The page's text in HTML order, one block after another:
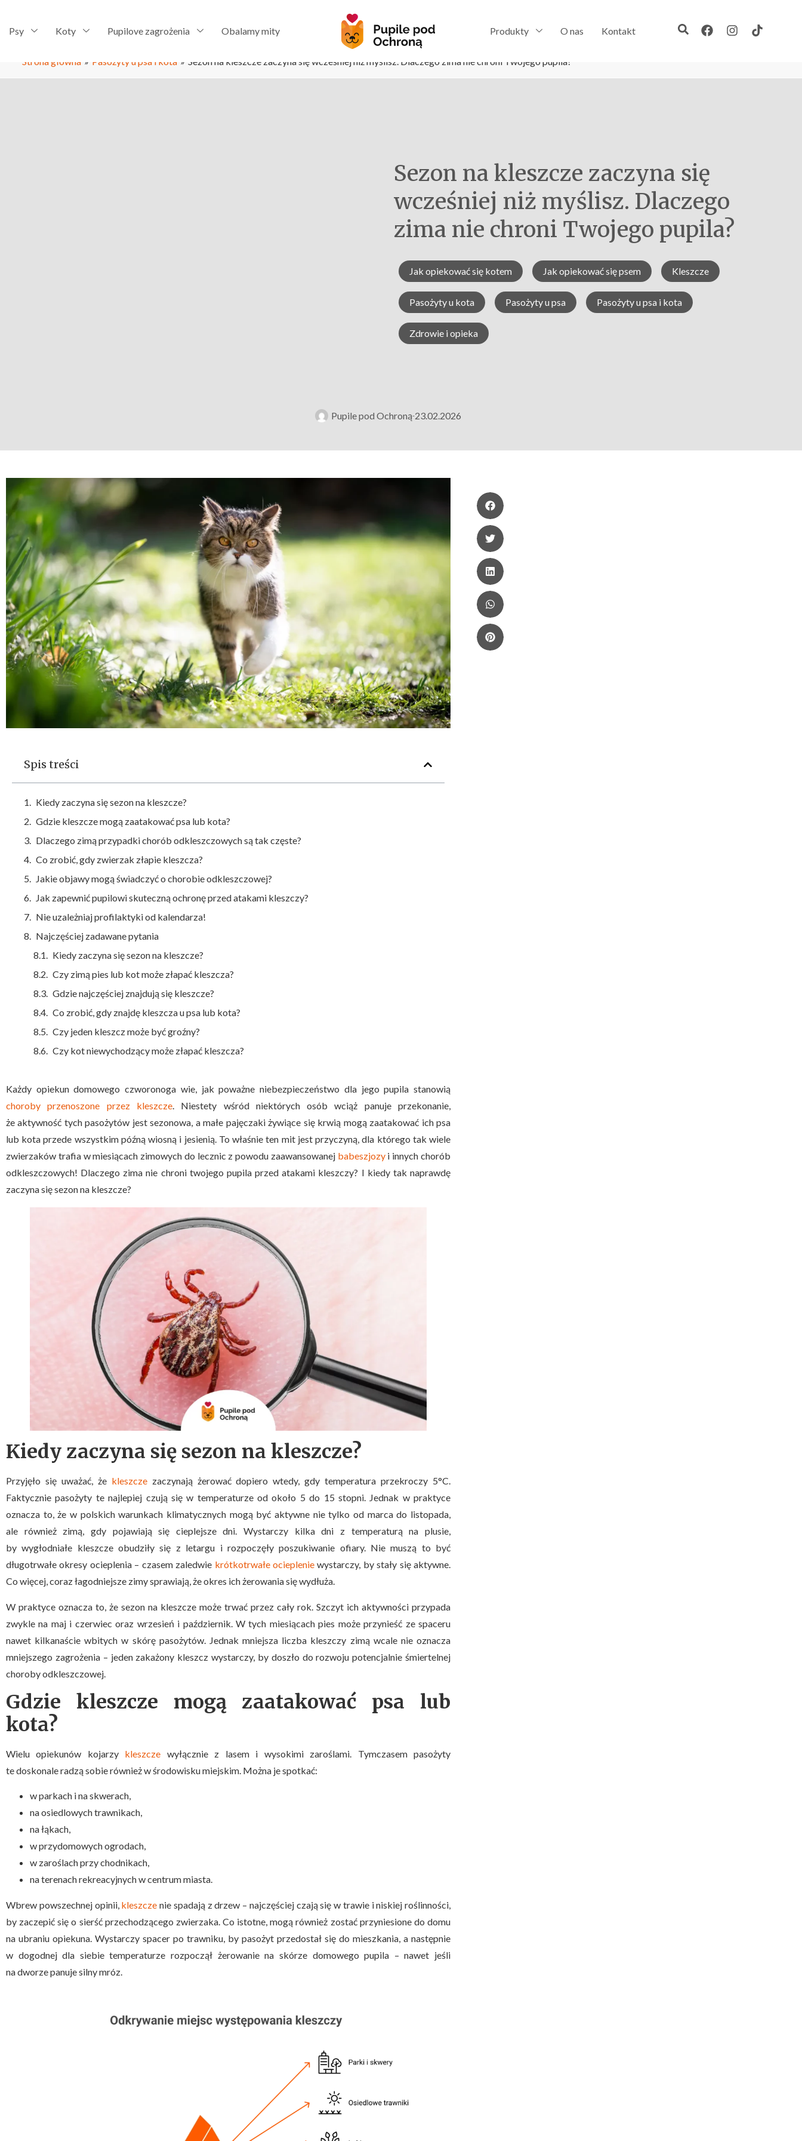
Psy Koty Pupilove zagrożenia Obalamy mity Produkty O nas Kontakt
Strona główna » Pasożyty u psa i kota » Sezon na kleszcze zaczyna się wcześniej niż myślisz. Dlaczego zima nie chroni Twojego pupila?
Sezon na kleszcze zaczyna się
wcześniej niż myślisz. Dlaczego
zima nie chroni Twojego pupila?
Jak opiekować się kotem Jak opiekować się psem Kleszcze
Pasożyty u kota Pasożyty u psa Pasożyty u psa i kota
Zdrowie i opieka
Pupile pod Ochroną 23.02.2026
Spis treści
Kiedy zaczyna się sezon na kleszcze?
Gdzie kleszcze mogą zaatakować psa lub kota?
Dlaczego zimą przypadki chorób odkleszczowych są tak częste?
Co zrobić, gdy zwierzak złapie kleszcza?
Jakie objawy mogą świadczyć o chorobie odkleszczowej?
Jak zapewnić pupilowi skuteczną ochronę przed atakami kleszczy?
Nie uzależniaj profilaktyki od kalendarza!
Najczęściej zadawane pytania
Kiedy zaczyna się sezon na kleszcze?
Czy zimą pies lub kot może złapać kleszcza?
Gdzie najczęściej znajdują się kleszcze?
Co zrobić, gdy znajdę kleszcza u psa lub kota?
Czy jeden kleszcz może być groźny?
Czy kot niewychodzący może złapać kleszcza?
Każdy opiekun domowego czworonoga wie, jak poważne niebezpieczeństwo dla jego pupila stanowią
choroby przenoszone przez kleszcze. Niestety wśród niektórych osób wciąż panuje przekonanie,
że aktywność tych pasożytów jest sezonowa, a małe pajęczaki żywiące się krwią mogą zaatakować ich psa
lub kota przede wszystkim późną wiosną i jesienią. To właśnie ten mit jest przyczyną, dla którego tak wiele
zwierzaków trafia w miesiącach zimowych do lecznic z powodu zaawansowanej babeszjozyi innych chorób
odkleszczowych! Dlaczego zima nie chroni twojego pupila przed atakami kleszczy? I kiedy tak naprawdę
zaczyna się sezon na kleszcze?
Kiedy zaczyna się sezon na kleszcze?
Przyjęło się uważać, że kleszczezaczynają żerować dopiero wtedy, gdy temperatura przekroczy 5°C.
Faktycznie pasożyty te najlepiej czują się w temperaturze od około 5 do 15 stopni. Jednak w praktyce
oznacza to, że w polskich warunkach klimatycznych mogą być aktywne nie tylko od marca do listopada,
ale również zimą, gdy pojawiają się cieplejsze dni. Wystarczy kilka dni z temperaturą na plusie,
by wygłodniałe kleszcze obudziły się z letargu i rozpoczęły poszukiwanie ofiary. Nie muszą to być
długotrwałe okresy ocieplenia – czasem zaledwie krótkotrwałe ociepleniewystarczy, by stały się aktywne.
Co więcej, coraz łagodniejsze zimy sprawiają, że okres ich żerowania się wydłuża.
W praktyce oznacza to, że sezon na kleszcze może trwać przez cały rok. Szczyt ich aktywności przypada
zwykle na maj i czerwiec oraz wrzesień i październik. W tych miesiącach pies może przynieść ze spaceru
nawet kilkanaście wbitych w skórę pasożytów. Jednak mniejsza liczba kleszczy zimą wcale nie oznacza
mniejszego zagrożenia – jeden zakażony kleszcz wystarczy, by doszło do rozwoju potencjalnie śmiertelnej
choroby odkleszczowej.
Gdzie kleszcze mogą zaatakować psa lub
kota?
Wielu opiekunów kojarzy kleszcze wyłącznie z lasem i wysokimi zaroślami. Tymczasem pasożyty
te doskonale radzą sobie również w środowisku miejskim. Można je spotkać:
w parkach i na skwerach,
na osiedlowych trawnikach,
na łąkach,
w przydomowych ogrodach,
w zaroślach przy chodnikach,
na terenach rekreacyjnych w centrum miasta.
Wbrew powszechnej opinii, kleszcze nie spadają z drzew – najczęściej czają się w trawie i niskiej roślinności,
by zaczepić się o sierść przechodzącego zwierzaka. Co istotne, mogą również zostać przyniesione do domu
na ubraniu opiekuna. Wystarczy spacer po trawniku, by pasożyt przedostał się do mieszkania, a następnie
w dogodnej dla siebie temperaturze rozpoczął żerowanie na skórze domowego pupila – nawet jeśli
na dworze panuje silny mróz.